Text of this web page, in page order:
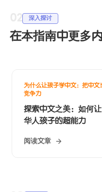
深入探讨
在本指南中更多
为什么让孩子学中文：把中文
竞争力
探索中文之美：如何
华人孩子的超能力
阅读文章